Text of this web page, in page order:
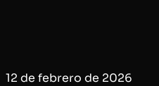
12 de febrero de 2026